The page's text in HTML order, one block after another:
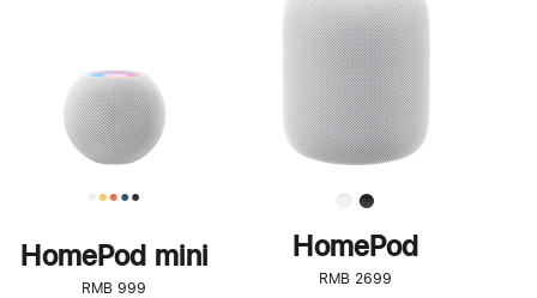
HomePod mini
RMB 999
了
解
HomePod<
HomePod
RMB 2699